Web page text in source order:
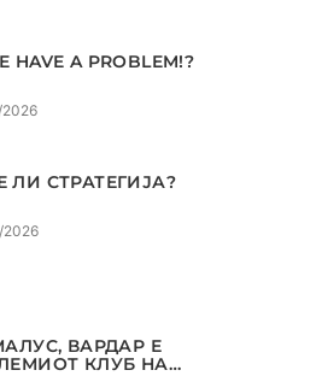
HAVE A PROBLEM!?
ЛИ СТРАТЕГИЈА?
ВАРДАР Е
КЛУБ НА